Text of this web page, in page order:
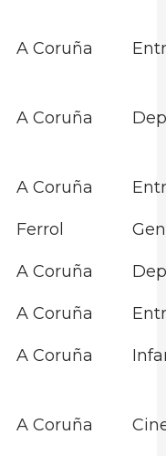
A Coruña
A Coruña
A Coruña
Ferrol
A Coruña
A Coruña
A Coruña
A Coruña